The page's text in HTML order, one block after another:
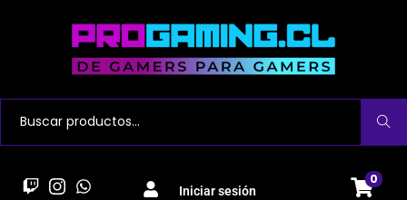
Buscar
Iniciar sesión
0